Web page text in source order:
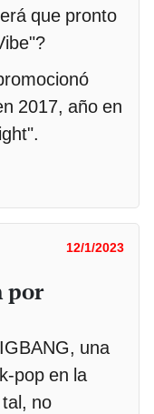
que pronto
2017, año en
12/1/2023
por
una
pop en la
no